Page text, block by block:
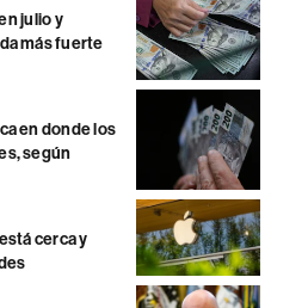
julio y
más fuerte
en donde los
según
cerca y